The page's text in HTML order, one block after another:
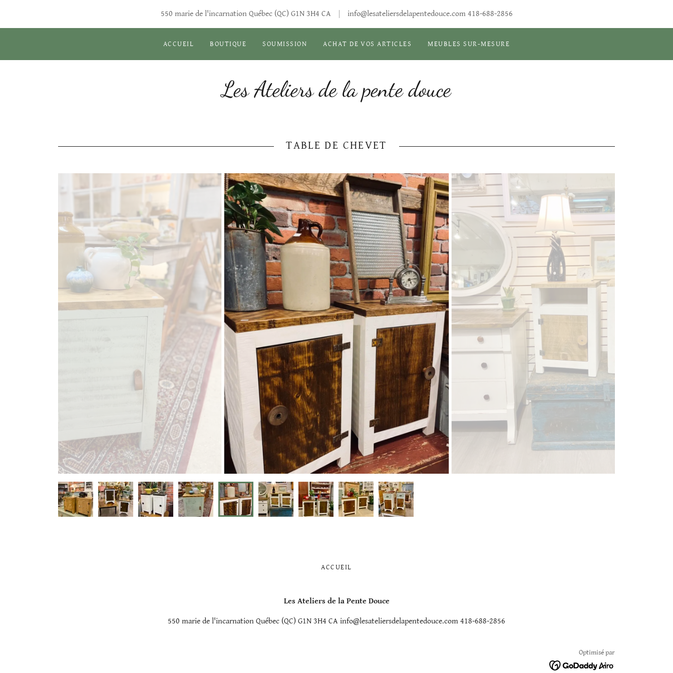
550 marie de l'incarnation Québec (QC) G1N 3H4 CA info@lesateliersdelapentedouce.com 418-688-2856
ACCUEIL BOUTIQUE SOUMISSION ACHAT DE VOS ARTICLES MEUBLES SUR-MESURE
Les Ateliers de la pente douce
TABLE DE CHEVET
ACCUEIL
Les Ateliers de la Pente Douce
550 marie de l'incarnation Québec (QC) G1N 3H4 CA info@lesateliersdelapentedouce.com 418-688-2856
Optimisé par